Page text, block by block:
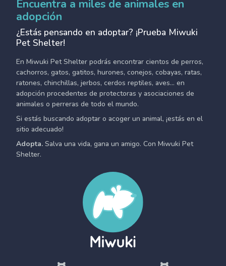
Encuentra a miles de animales en
adopción
¿Estás pensando en adoptar? ¡Prueba Miwuki
Pet Shelter!
En Miwuki Pet Shelter podrás encontrar cientos de perros,
cachorros, gatos, gatitos, hurones, conejos, cobayas, ratas,
ratones, chinchillas, jerbos, cerdos reptiles, aves... en
adopción procedentes de protectoras y asociaciones de
animales o perreras de todo el mundo.
Si estás buscando adoptar o acoger un animal, ¡estás en el
sitio adecuado!
Adopta. Salva una vida, gana un amigo. Con Miwuki Pet
Shelter.